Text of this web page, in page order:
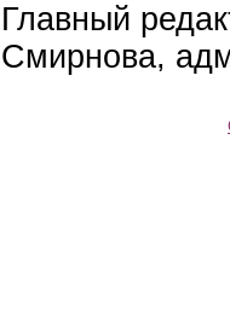
Главный
Смирнова,